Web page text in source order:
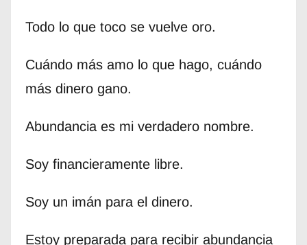
Todo lo que toco se vuelve oro.
Cuándo más amo lo que hago, cuándo
más dinero gano.
Abundancia es mi verdadero nombre.
Soy financieramente libre.
Soy un imán para el dinero.
Estoy preparada para recibir abundancia